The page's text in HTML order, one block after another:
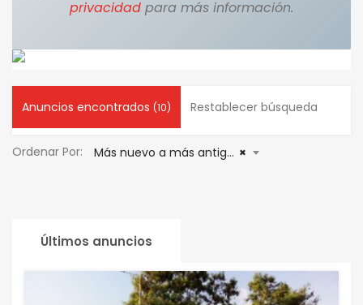
privacidad para más información.
Anuncios encontrados (10) Restablecer búsqueda
Ordenar Por: ×
Más nuevo a más antiguo
Últimos anuncios